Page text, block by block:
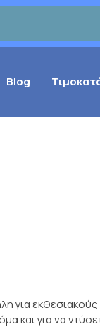
Blog
για
και για να